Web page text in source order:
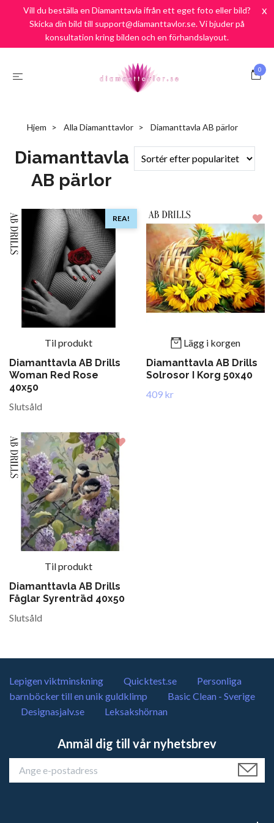
x
Vill du beställa en Diamanttavla ifrån ett eget foto eller bild?
Skicka din bild till support@diamanttavlor.se. Vi bjuder på
konsultation kring bilden och en förhandslayout.
Fri Frakt över 900:-
SEK
Frakt endast 69:-/ Snabb leverans / Nöjd kund Garanti
0
Hjem Alla Diamanttavlor Diamanttavla AB pärlor
Diamanttavla
AB pärlor
REA!
Til produkt
Diamanttavla AB Drills
Woman Red Rose
40x50
Slutsåld
Lägg i korgen
Diamanttavla AB Drills
Solrosor I Korg 50x40
409 kr
Til produkt
Diamanttavla AB Drills
Fåglar Syrenträd 40x50
Slutsåld
Lepigen viktminskning Quicktest.se
Personliga
barnböcker till en unik guldklimp
Basic Clean - Sverige
Designasjalv.se
Leksakshörnan
Anmäl dig till vår nyhetsbrev